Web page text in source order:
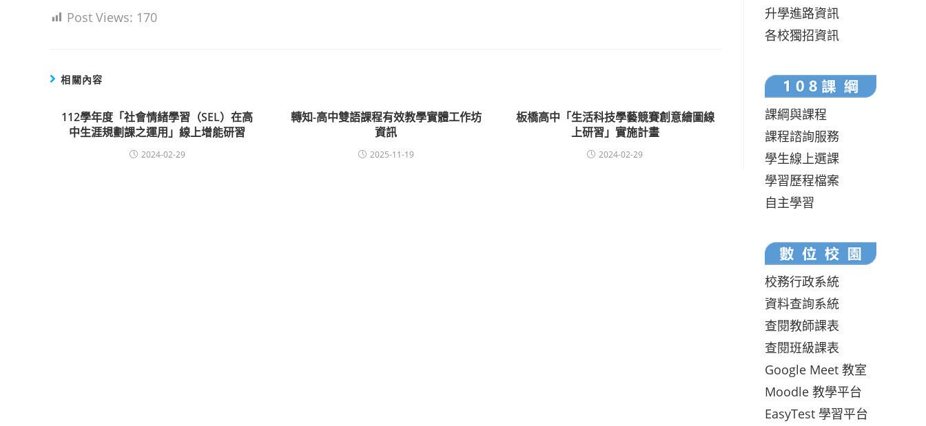
Post Views: 170
相關內容
112學年度「社會情緒學習（SEL）在高
中生涯規劃課之運用」線上增能研習
2024-02-29
轉知-高中雙語課程有效教學實體工作坊
資訊
2025-11-19
板橋高中「生活科技學藝競賽創意繪圖線
上研習」實施計畫
2024-02-29
升學進路資訊
各校獨招資訊
課綱與課程
課程諮詢服務
學生線上選課
學習歷程檔案
自主學習
校務行政系統
資料查詢系統
查閱教師課表
查閱班級課表
Google Meet 教室
Moodle 教學平台
EasyTest 學習平台